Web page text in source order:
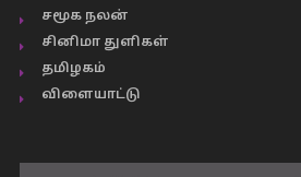
சமூக நலன்
சினிமா துளிகள்
தமிழகம்
விளையாட்டு